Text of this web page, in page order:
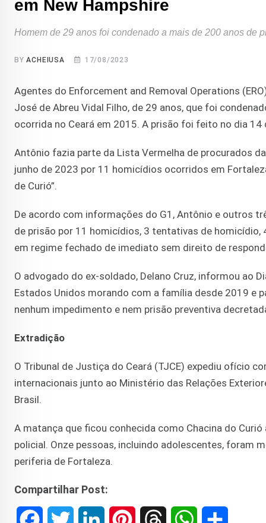
em New Hampshire
Homem de 29 anos foi condenado a mais de 200 anos de
BYACHEIUSA 17/08/2023
Agentes do Enforcement and Removal Operations
José de Abreu Vidal Filho, de 29 anos, que foi
ocorrida no Ceará em 2015. A prisão foi feito no dia 14
Antônio fazia parte da Lista Vermelha de procurados
junho de 2023 por 11 homicídios ocorridos em
de Curió”.
De acordo com informações do G1, Antônio e outros
de prisão por 11 homicídios, 3 tentativas de
em regime fechado de imediato sem direito de
O advogado do ex-soldado, Delano Cruz, informou ao
Estados Unidos morando com a família desde 2019 e
nenhum impedimento e nem prisão preventiva
Extradição
O Tribunal de Justiça do Ceará (TJCE) expediu ofício
internacionais junto ao Ministério das Relações
Brasil.
A matança que ficou conhecida como Chacina do
policial. Onze pessoas, incluindo adolescentes, foram
periferia de Fortaleza.
Compartilhar Post: